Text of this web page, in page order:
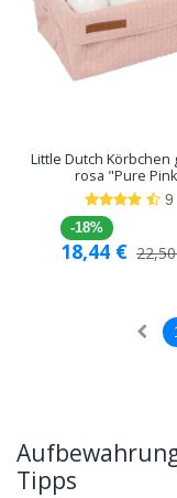
Little Dutch Körbchen
rosa "Pure
9
-18%
18,44 € 22,50
Tipps